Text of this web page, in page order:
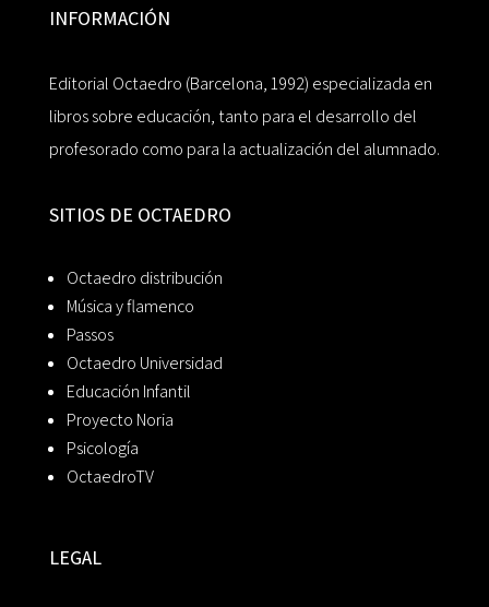
INFORMACIÓN
Editorial Octaedro (Barcelona, 1992) especializada en
libros sobre educación, tanto para el desarrollo del
profesorado como para la actualización del alumnado.
SITIOS DE OCTAEDRO
Octaedro distribución
Música y flamenco
Passos
Octaedro Universidad
Educación Infantil
Proyecto Noria
Psicología
OctaedroTV
LEGAL